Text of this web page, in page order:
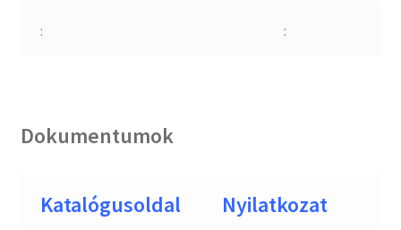
: :
Dokumentumok
Katalógusoldal Nyilatkozat